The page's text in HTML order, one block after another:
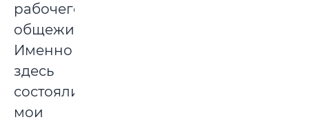
рабочего
общежития.
Именно
здесь
состоялись
мои